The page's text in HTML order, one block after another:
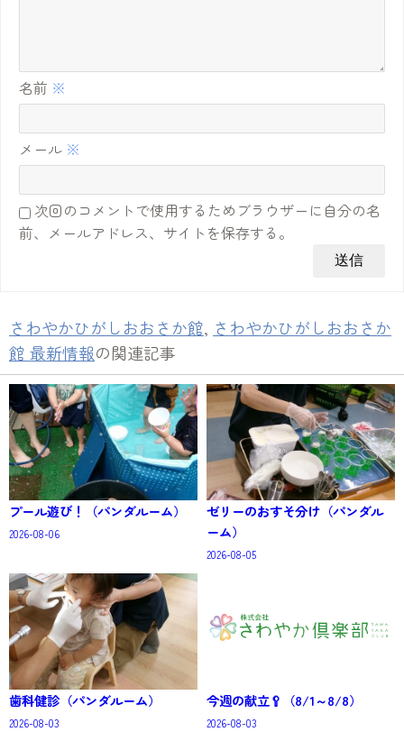
名前 ※
メール ※
次回のコメントで使用するためブラウザーに自分の名
前、メールアドレス、サイトを保存する。
さわやかひがしおおさか館, さわやかひがしおおさか
館 最新情報の関連記事
プール遊び！（パンダルーム）
2026-08-06
ゼリーのおすそ分け（パンダル
ーム）
2026-08-05
歯科健診（パンダルーム）
2026-08-03
今週の献立🥄（8/1～8/8）
2026-08-03